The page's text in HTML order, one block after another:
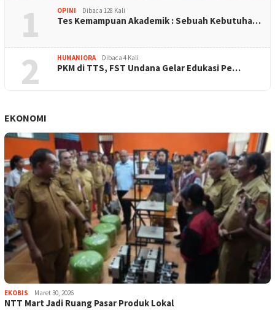
1 OPINI Dibaca 128 Kali
Tes Kemampuan Akademik : Sebuah Kebutuha…
2 HUMANIORA Dibaca 4 Kali
PKM di TTS, FST Undana Gelar Edukasi Pe…
EKONOMI
EKOBIS Maret 30, 2026
NTT Mart Jadi Ruang Pasar Produk Lokal